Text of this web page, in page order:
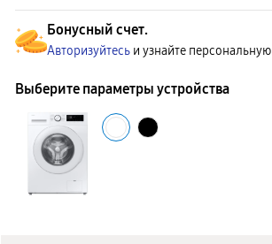
Бонусный счет.
Авторизуйтесь и узнайте
Выберите параметры устройства